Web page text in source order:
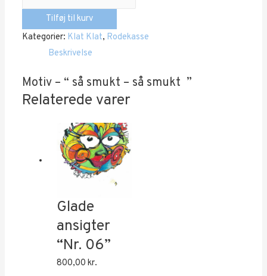
Klat
14”
(SOLGT)
Tilføj til kurv
Kategorier: Klat Klat, Rodekasse
Beskrivelse
Motiv – “ så smukt – så smukt ”
Relaterede varer
Glade
ansigter
“Nr. 06”
800,00kr.